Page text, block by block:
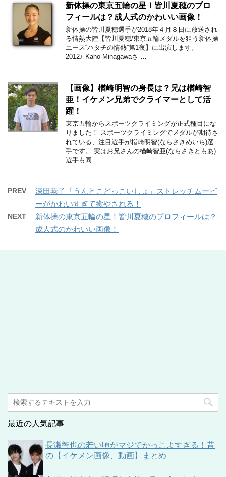
新体操の東京五輪の星！皆川夏穂のプロ
フィールは？成人式のかわいい画像！
新体操の皆川夏穂選手が2018年４月８日に放送され
る情熱大陸【皆川夏穂/東京五輪メダルを狙う新体操
エース“ハタチの情熱”第1夜】に出演します。
2012♪ Kaho Minagawaさ …
【画像】楢崎明智の身長は？兄は楢崎智
亜！イケメン兄弟でクライマーとして活
躍！
東京五輪からスポーツクライミングが正式種目にな
りました！ スポーツクライミングでメダルが期待さ
れている、注目選手が楢崎明智(ならさきめいち)選
手です。 実はお兄さんの楢崎智亜(ならさきともあ)
選手も同 …
PREV
深田恭子「うんとこどっこいしょ」ストレッチムービ
ーがかわいすぎて癒やされる！
NEXT
新体操の東京五輪の星！皆川夏穂のプロフィールは？
成人式のかわいい画像！
最近の人気記事
長瀬智也の若い頃がマジでかっこよすぎる！昔
の【イケメン画像、動画】まとめ